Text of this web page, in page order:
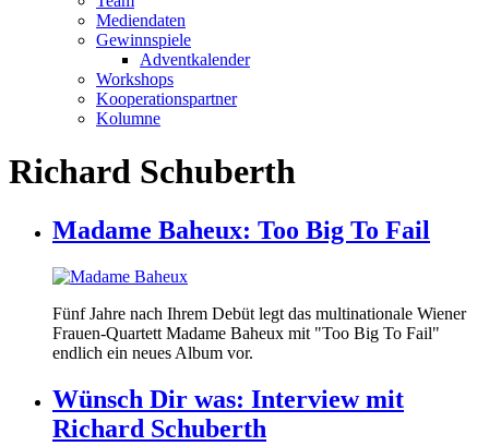
Mediendaten
Gewinnspiele
Adventkalender
Workshops
Kooperationspartner
Kolumne
Richard Schuberth
Madame Baheux: Too Big To Fail
Fünf Jahre nach Ihrem Debüt legt das multinationale Wiener
Frauen-Quartett Madame Baheux mit "Too Big To Fail"
endlich ein neues Album vor.
Wünsch Dir was: Interview mit
Richard Schuberth